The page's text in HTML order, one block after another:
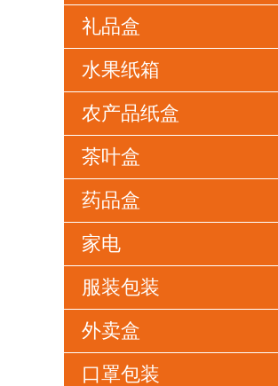
礼品盒
水果纸箱
农产品纸盒
茶叶盒
药品盒
家电
服装包装
外卖盒
口罩包装